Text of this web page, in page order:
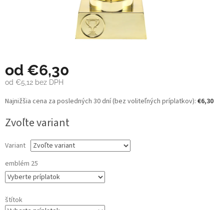
od €6,30
od €5,12 bez DPH
Jednotková
cena:
Najnižšia cena za posledných 30 dní (bez voliteľných príplatkov): €6,30
Zvoľte variant
Variant
emblém 25
štítok